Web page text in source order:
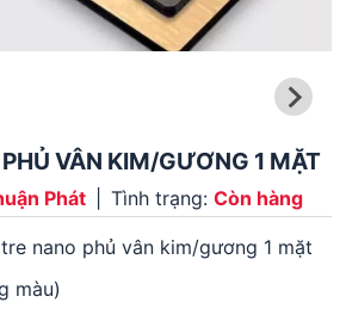
VÂN KIM/GƯƠNG 1 MẶT
Phát Tình trạng: Còn hàng
nano phủ vân kim/gương 1 mặt
màu)